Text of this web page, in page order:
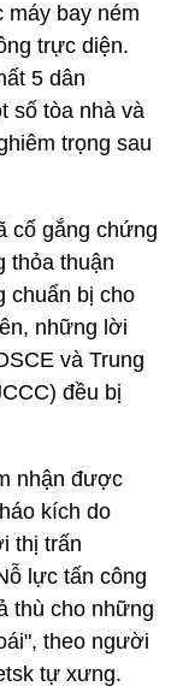
máy bay ném
trực diện.
5 dân
số tòa nhà và
trọng sau
cố gắng chứng
thỏa thuận
chuẩn bị cho
những lời
và Trung
đều bị
nhận được
kích do
thị trấn
lực tấn công
thù cho những
theo người
tự xưng.